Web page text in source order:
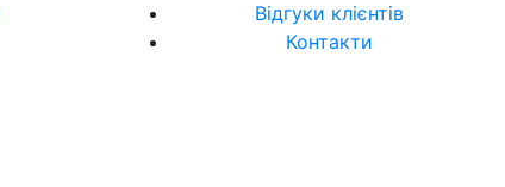
Відгуки клієнтів
Контакти